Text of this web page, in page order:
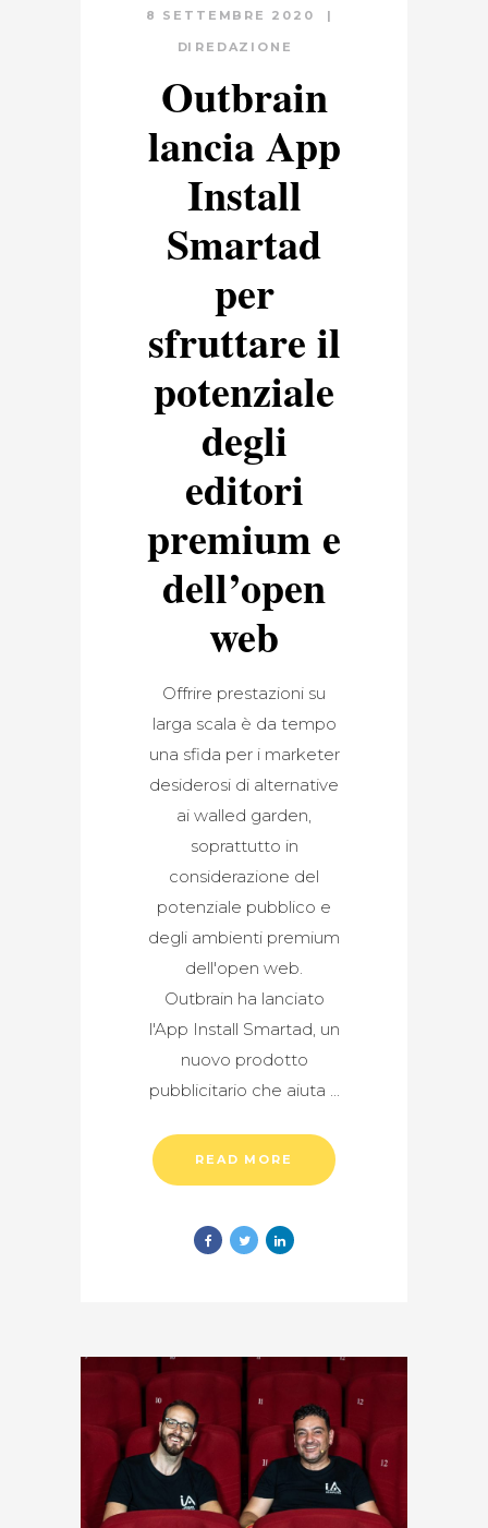
8 SETTEMBRE 2020
DI REDAZIONE
Outbrain
lancia App
Install
Smartad
per
sfruttare il
potenziale
degli
editori
premium e
dell’open
web
Offrire prestazioni su
larga scala è da tempo
una sfida per i marketer
desiderosi di alternative
ai walled garden,
soprattutto in
considerazione del
potenziale pubblico e
degli ambienti premium
dell'open web.
Outbrain ha lanciato
l'App Install Smartad, un
nuovo prodotto
pubblicitario che aiuta
READ MORE